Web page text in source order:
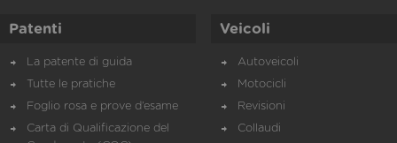
Patenti
La patente di guida
Tutte le pratiche
Foglio rosa e prove d’esame
Carta di Qualificazione del
Veicoli
Autoveicoli
Motocicli
Revisioni
Collaudi